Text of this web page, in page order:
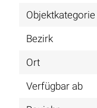
Objektkategorie
Bezirk
Ort
Verfügbar ab